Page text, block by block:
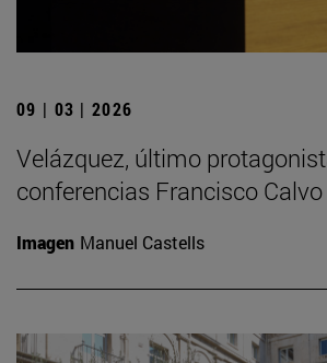
09 | 03 | 2026
Velázquez, último
conferencias Francisco
Imagen Manuel Castells